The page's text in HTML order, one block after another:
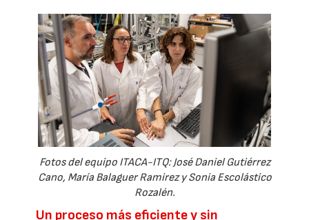
Fotos del equipo ITACA-ITQ: José Daniel Gutiérrez
Cano, María Balaguer Ramirez y Sonia Escolástico
Rozalén.
Un proceso más eficiente y sin